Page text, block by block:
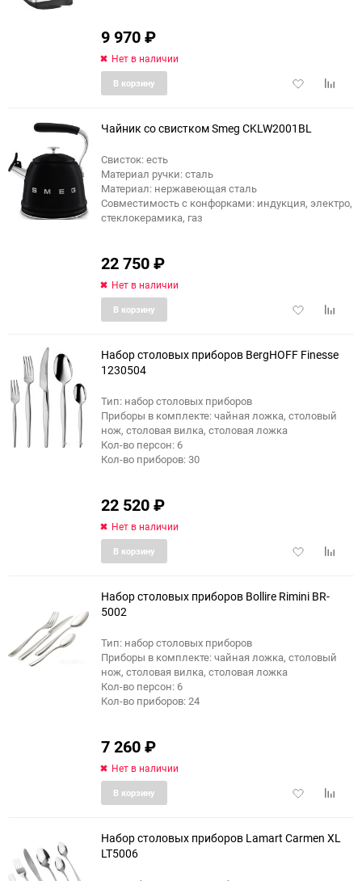
9 970₽
Нет в наличии
Добавить
В корзину
еще 1 фото
Чайник со свистком Smeg CKLW2001BL
Свисток: есть
Материал ручки: сталь
Материал: нержавеющая сталь
Совместимость с конфорками: индукция, электро,
стеклокерамика, газ
22 750₽
Нет в наличии
Добавить
В корзину
Набор столовых приборов BergHOFF Finesse
1230504
Тип: набор столовых приборов
Приборы в комплекте: чайная ложка, столовый
нож, столовая вилка, столовая ложка
Кол-во персон: 6
Кол-во приборов: 30
22 520₽
Нет в наличии
Добавить
В корзину
Набор столовых приборов Bollire Rimini BR-
5002
Тип: набор столовых приборов
Приборы в комплекте: чайная ложка, столовый
нож, столовая вилка, столовая ложка
Кол-во персон: 6
Кол-во приборов: 24
7 260₽
Нет в наличии
Добавить
В корзину
Набор столовых приборов Lamart Carmen XL
LT5006